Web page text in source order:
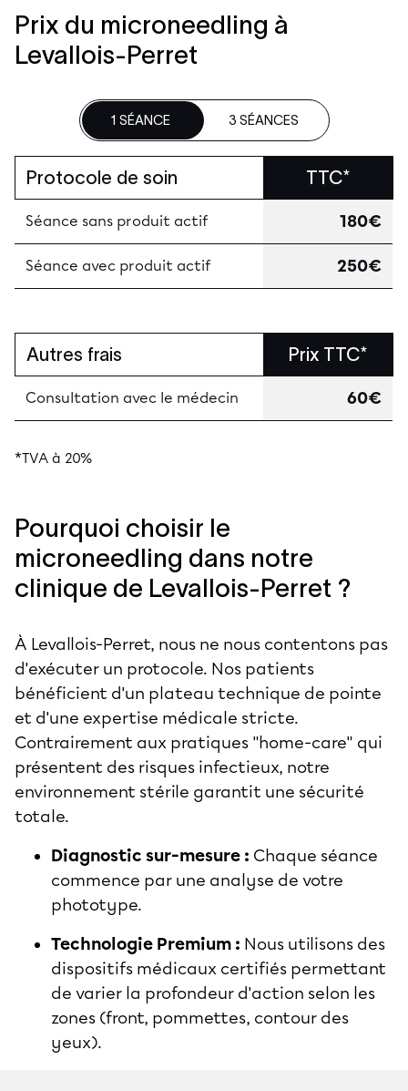
Prix du microneedling à
Levallois-Perret
1 SÉANCE 3 SÉANCES
Protocole de soin TTC*
Séance sans produit actif 180€
Séance avec produit actif 250€
Autres frais Prix TTC*
Consultation avec le médecin 60€
*TVA à 20%
Pourquoi choisir le
microneedling dans notre
clinique de Levallois-Perret ?
À Levallois-Perret, nous ne nous contentons pas
d'exécuter un protocole. Nos patients
bénéficient d'un plateau technique de pointe
et d'une expertise médicale stricte.
Contrairement aux pratiques "home-care" qui
présentent des risques infectieux, notre
environnement stérile garantit une sécurité
totale.
Diagnostic sur-mesure : Chaque séance
commence par une analyse de votre
phototype.
Technologie Premium : Nous utilisons des
dispositifs médicaux certifiés permettant
de varier la profondeur d'action selon les
zones (front, pommettes, contour des
yeux).